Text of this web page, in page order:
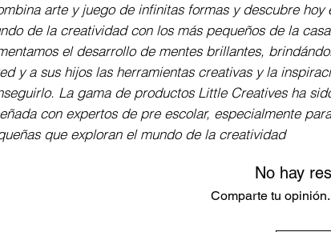
arte y juego de infinitas formas y descubre hoy
de la creatividad con los más pequeños de la
el desarrollo de mentes brillantes,
y a sus hijos las herramientas creativas y la
La gama de productos Little Creatives ha
con expertos de pre escolar, especialmente
que exploran el mundo de la creatividad
No hay
Comparte tu